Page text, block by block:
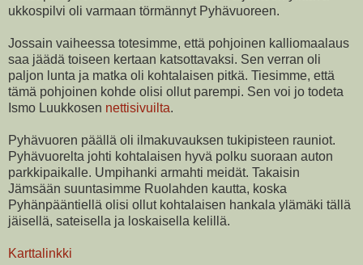
ukkospilvi oli varmaan törmännyt Pyhävuoreen.
Jossain vaiheessa totesimme, että pohjoinen kalliomaalaus
saa jäädä toiseen kertaan katsottavaksi. Sen verran oli
paljon lunta ja matka oli kohtalaisen pitkä. Tiesimme, että
tämä pohjoinen kohde olisi ollut parempi. Sen voi jo todeta
Ismo Luukkosen nettisivuilta.
Pyhävuoren päällä oli ilmakuvauksen tukipisteen rauniot.
Pyhävuorelta johti kohtalaisen hyvä polku suoraan auton
parkkipaikalle. Umpihanki armahti meidät. Takaisin
Jämsään suuntasimme Ruolahden kautta, koska
Pyhänpääntiellä olisi ollut kohtalaisen hankala ylämäki tällä
jäisellä, sateisella ja loskaisella kelillä.
Karttalinkki